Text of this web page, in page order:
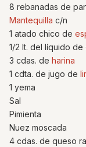
8 rebanadas de
Mantequilla c/n
1 atado chico de
1/2 lt. del líquido
3 cdas. de harina
1 cdta. de jugo de
1 yema
Sal
Pimienta
Nuez moscada
4 cdas. de queso